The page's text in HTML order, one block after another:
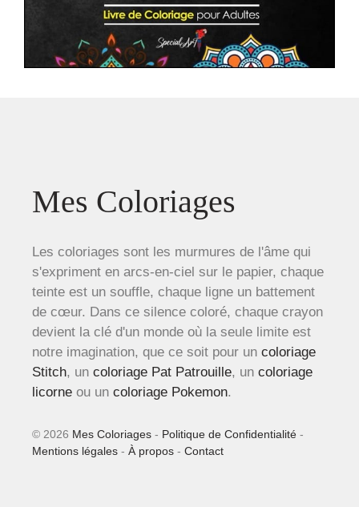
Mes Coloriages
Les coloriages sont les murmures de l'âme qui
s'expriment en arcs-en-ciel sur le papier, chaque
teinte est un souffle, chaque ligne un battement
de cœur. Dans ce silence coloré, chaque crayon
devient la clé d'un monde où la seule limite est
notre imagination, que ce soit pour un coloriage
Stitch, un coloriage Pat Patrouille, un coloriage
licorne ou un coloriage Pokemon.
© 2026 Mes Coloriages - Politique de Confidentialité -
Mentions légales - À propos - Contact